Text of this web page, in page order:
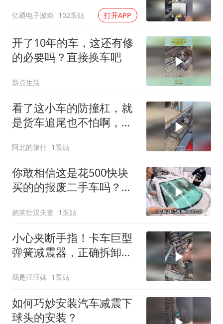
亿通电子游戏 102跟贴 打开APP
开了10年的车，这还有修
的必要吗？直接换车吧
新点生活
看了这小车的防撞杠，就
是货车追尾也不怕啊，还
阿北的旅行 1跟贴
你敢相信这是花500快块
买的的报废二手车吗？改
搞笑壮汉夫妻 1跟贴
小心夹断手指！卡车巨型
弹簧减震器，正确拆卸方
我是汪汪妹 1跟贴
如何巧妙安装汽车减震下
球头的安装？